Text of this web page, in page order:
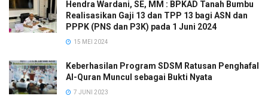
Hendra Wardani, SE, MM : BPKAD Tanah Bumbu
Realisasikan Gaji 13 dan TPP 13 bagi ASN dan
PPPK (PNS dan P3K) pada 1 Juni 2024
15 MEI 2024
Keberhasilan Program SDSM Ratusan Penghafal
Al-Quran Muncul sebagai Bukti Nyata
7 JUNI 2023